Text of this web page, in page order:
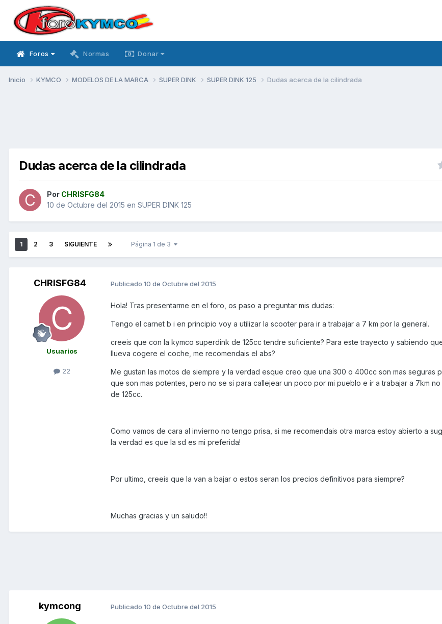
Foros Normas Donar
Inicio KYMCO MODELOS DE LA MARCA SUPER DINK SUPER DINK 125 Dudas acerca de la cilindrada
Dudas acerca de la cilindrada
Por CHRISFG84
10 de Octubre del 2015 en SUPER DINK 125
1 2 3 SIGUIENTE Página 1 de 3
CHRISFG84
Usuarios
22
Publicado 10 de Octubre del 2015
Hola! Tras presentarme en el foro, os paso a preguntar mis dudas:
Tengo el carnet b i en principio voy a utilizar la scooter para ir a trabajar a 7 km por la general.
creeis que con la kymco superdink de 125cc tendre suficiente? Para este trayecto y sabiendo
llueva cogere el coche, me recomendais el abs?
Me gustan las motos de siempre y la verdad esque creo que una 300 o 400cc son mas seguras
que son mas potentes, pero no se si para callejear un poco por mi pueblo e ir a trabajar a 7km no
de 125cc.
Como vamos de cara al invierno no tengo prisa, si me recomendais otra marca estoy abierto a
la verdad es que la sd es mi preferida!
Por ultimo, creeis que la van a bajar o estos seran los precios definitivos para siempre?
Muchas gracias y un saludo!!
kymcong Publicado 10 de Octubre del 2015